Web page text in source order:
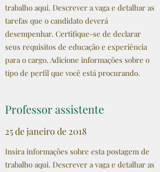
trabalho aqui. Descrever a vaga e detalhar as
tarefas que o candidato deverá
desempenhar. Certifique-se de declarar
seus requisitos de educação e experiência
para o cargo. Adicione informações sobre o
tipo de perfil que você está procurando.
Professor assistente
25 de janeiro de 2018
Insira informações sobre esta postagem de
trabalho aqui. Descrever a vaga e detalhar as